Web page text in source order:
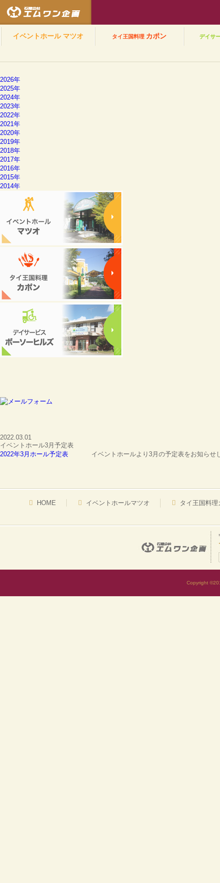
イベントホール マツオ タイ王国料理 カポン デイサ
2026年
2025年
2024年
2023年
2022年
2021年
2020年
2019年
2018年
2017年
2016年
2015年
2014年
2022.03.01
イベントホール3月予定表
2022年3月ホール予定表 イベントホールより3月の予定表をお知らせ
HOME イベントホールマツオ タイ王国料理
Copyright